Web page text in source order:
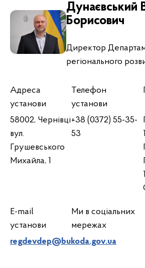
Дунаєвський
Борисович
Директор
регіонального
Адреса
установи
Телефон
установи
58002, Чернівці
вул.
Грушевського
Михайла, 1
+38 (0372) 55-35-
53
E-mail
установи
Ми в соціальних
мережах
regdevdep@bukoda.gov.ua